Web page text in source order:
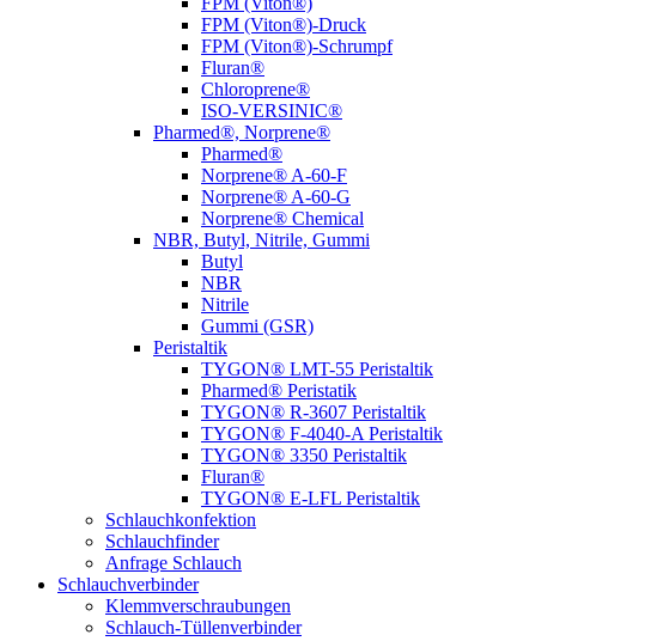
FPM (Viton®)-Druck
FPM (Viton®)-Schrumpf
Fluran®
Chloroprene®
ISO-VERSINIC®
Pharmed®, Norprene®
Pharmed®
Norprene® A-60-F
Norprene® A-60-G
Norprene® Chemical
NBR, Butyl, Nitrile, Gummi
Butyl
NBR
Nitrile
Gummi (GSR)
Peristaltik
TYGON® LMT-55 Peristaltik
Pharmed® Peristatik
TYGON® R-3607 Peristaltik
TYGON® F-4040-A Peristaltik
TYGON® 3350 Peristaltik
Fluran®
TYGON® E-LFL Peristaltik
Schlauchkonfektion
Schlauchfinder
Anfrage Schlauch
Schlauchverbinder
Klemmverschraubungen
Schlauch-Tüllenverbinder